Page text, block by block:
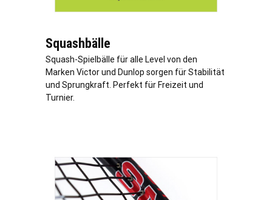
Squashbälle
Squash-Spielbälle für alle Level von den
Marken Victor und Dunlop sorgen für Stabilität
und Sprungkraft. Perfekt für Freizeit und
Turnier.